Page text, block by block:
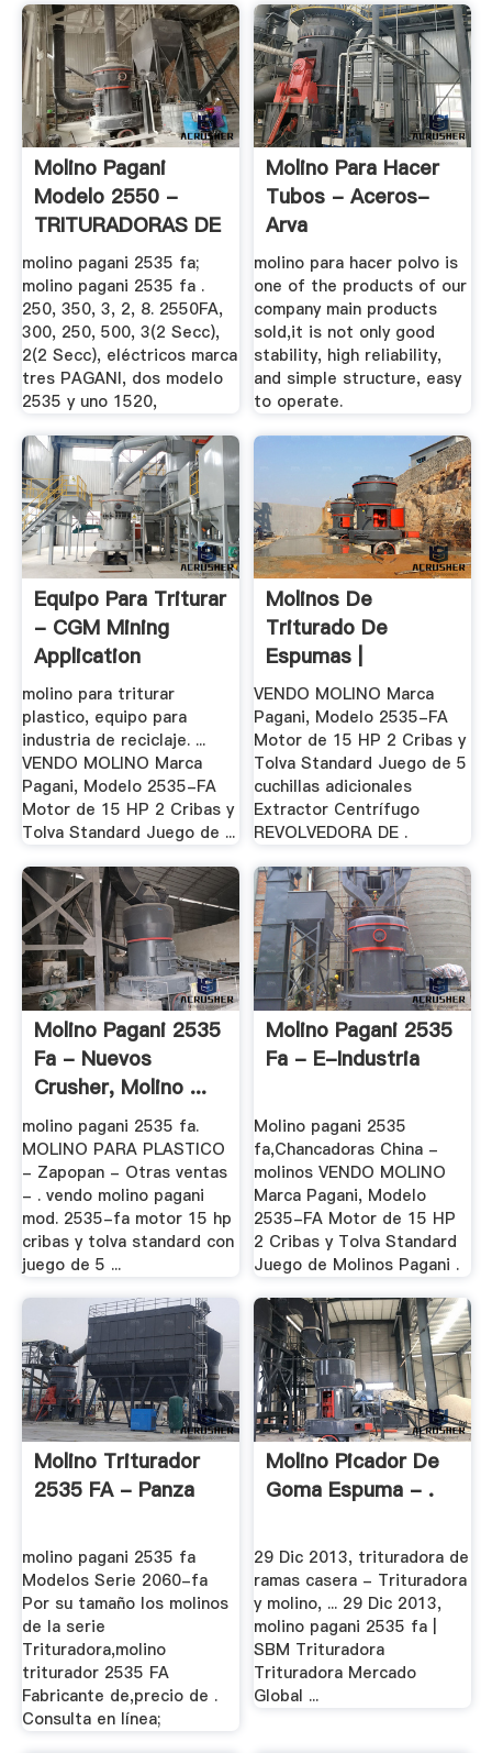
Molino Pagani
Modelo 2550 -
TRITURADORAS DE
.
molino pagani 2535 fa;
molino pagani 2535 fa .
250, 350, 3, 2, 8. 2550FA,
300, 250, 500, 3(2 Secc),
2(2 Secc), eléctricos marca
tres PAGANI, dos modelo
2535 y uno 1520,
Molino Para Hacer
Tubos - Aceros-
Arva
molino para hacer polvo is
one of the products of our
company main products
sold,it is not only good
stability, high reliability,
and simple structure, easy
to operate.
Equipo Para Triturar
- CGM Mining
Application
molino para triturar
plastico, equipo para
industria de reciclaje. ...
VENDO MOLINO Marca
Pagani, Modelo 2535-FA
Motor de 15 HP 2 Cribas y
Tolva Standard Juego de ...
Molinos De
Triturado De
Espumas |
Trituradoras Y .
VENDO MOLINO Marca
Pagani, Modelo 2535-FA
Motor de 15 HP 2 Cribas y
Tolva Standard Juego de 5
cuchillas adicionales
Extractor Centrífugo
REVOLVEDORA DE .
Molino Pagani 2535
Fa - Nuevos
Crusher, Molino ...
molino pagani 2535 fa.
MOLINO PARA PLASTICO
- Zapopan - Otras ventas
- . vendo molino pagani
mod. 2535-fa motor 15 hp
cribas y tolva standard con
juego de 5 ...
Molino Pagani 2535
Fa - E-Industria
Molino pagani 2535
fa,Chancadoras China -
molinos VENDO MOLINO
Marca Pagani, Modelo
2535-FA Motor de 15 HP
2 Cribas y Tolva Standard
Juego de Molinos Pagani .
Molino Triturador
2535 FA - Panza
molino pagani 2535 fa
Modelos Serie 2060-fa
Por su tamaño los molinos
de la serie
Trituradora,molino
triturador 2535 FA
Fabricante de,precio de .
Consulta en línea;
Molino Picador De
Goma Espuma - .
29 Dic 2013, trituradora de
ramas casera - Trituradora
y molino, ... 29 Dic 2013,
molino pagani 2535 fa |
SBM Trituradora
Trituradora Mercado
Global ...